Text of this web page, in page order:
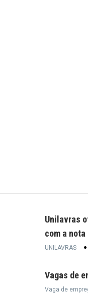
Unilavras
com a nota
UNILAVRAS
Vagas de
Vaga de